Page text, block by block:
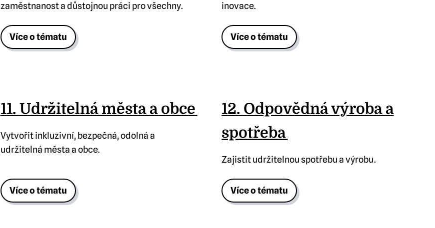
zaměstnanost a důstojnou práci pro všechny.
Více o tématu
inovace.
Více o tématu
11. Udržitelná města a obce
Vytvořit inkluzivní, bezpečná, odolná a
udržitelná města a obce.
Více o tématu
12. Odpovědná výroba a
spotřeba
Zajistit udržitelnou spotřebu a výrobu .
Více o tématu